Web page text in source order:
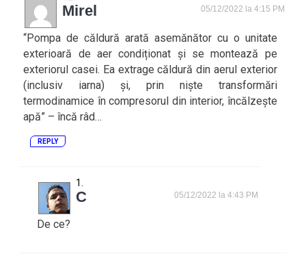
Mirel 05/12/2022 la 4:15 PM
“Pompa de căldură arată asemănător cu o unitate
exterioară de aer condiționat și se montează pe
exteriorul casei. Ea extrage căldură din aerul exterior
(inclusiv iarna) și, prin niște transformări
termodinamice în compresorul din interior, încălzește
apă” – încă râd…
REPLY
C 05/12/2022 la 4:43 PM
De ce?